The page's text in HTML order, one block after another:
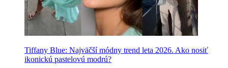
Tiffany Blue: Najväčší módny trend leta 2026. Ako nosiť
ikonickú pastelovú modrú?